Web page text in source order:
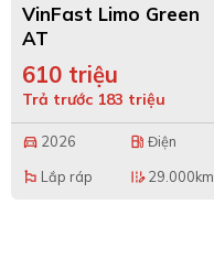
VinFast Limo Green
AT
610 triệu
Trả trước 183 triệu
directions_car 2026 local_gas_station Điện
emoji_flags Lắp ráp edit_road 29.000km